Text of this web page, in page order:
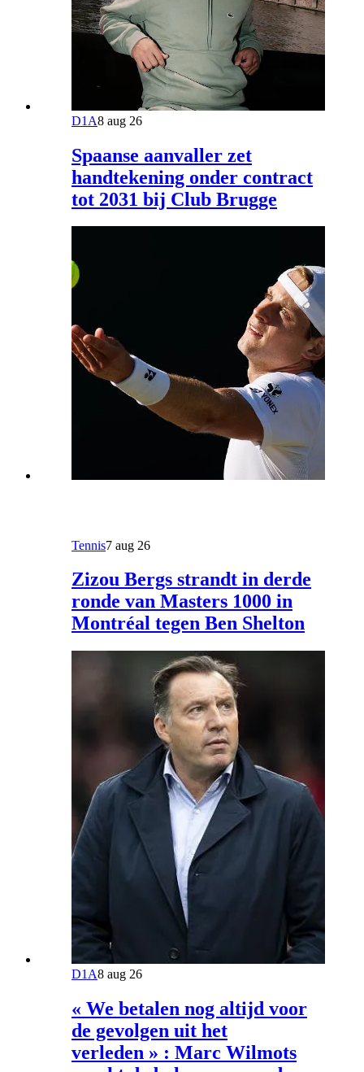
D1A8 aug 26
Spaanse aanvaller zet
handtekening onder contract
tot 2031 bij Club Brugge
Tennis7 aug 26
Zizou Bergs strandt in derde
ronde van Masters 1000 in
Montréal tegen Ben Shelton
D1A8 aug 26
« We betalen nog altijd voor
de gevolgen uit het
verleden » : Marc Wilmots